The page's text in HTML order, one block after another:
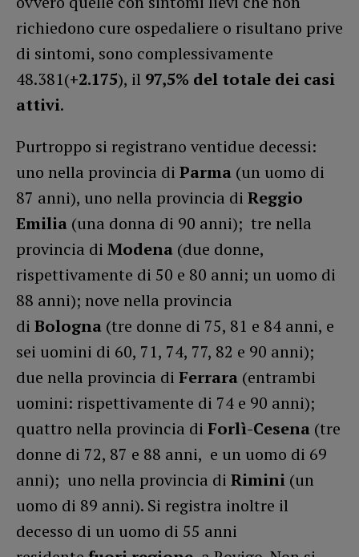
richiedono cure ospedaliere o risultano prive
di sintomi, sono complessivamente
48.381(+2.175), il 97,5% del totale dei casi
attivi.
Purtroppo si registrano ventidue decessi:
uno nella provincia di Parma (un uomo di
87 anni), uno nella provincia di Reggio
Emilia (una donna di 90 anni); tre nella
provincia di Modena (due donne,
rispettivamente di 50 e 80 anni; un uomo di
88 anni); nove nella provincia
di Bologna (tre donne di 75, 81 e 84 anni, e
sei uomini di 60, 71, 74, 77, 82 e 90 anni);
due nella provincia di Ferrara (entrambi
uomini: rispettivamente di 74 e 90 anni);
quattro nella provincia di Forlì-Cesena (tre
donne di 72, 87 e 88 anni, e un uomo di 69
anni); uno nella provincia di Rimini (un
uomo di 89 anni). Si registra inoltre il
decesso di un uomo di 55 anni